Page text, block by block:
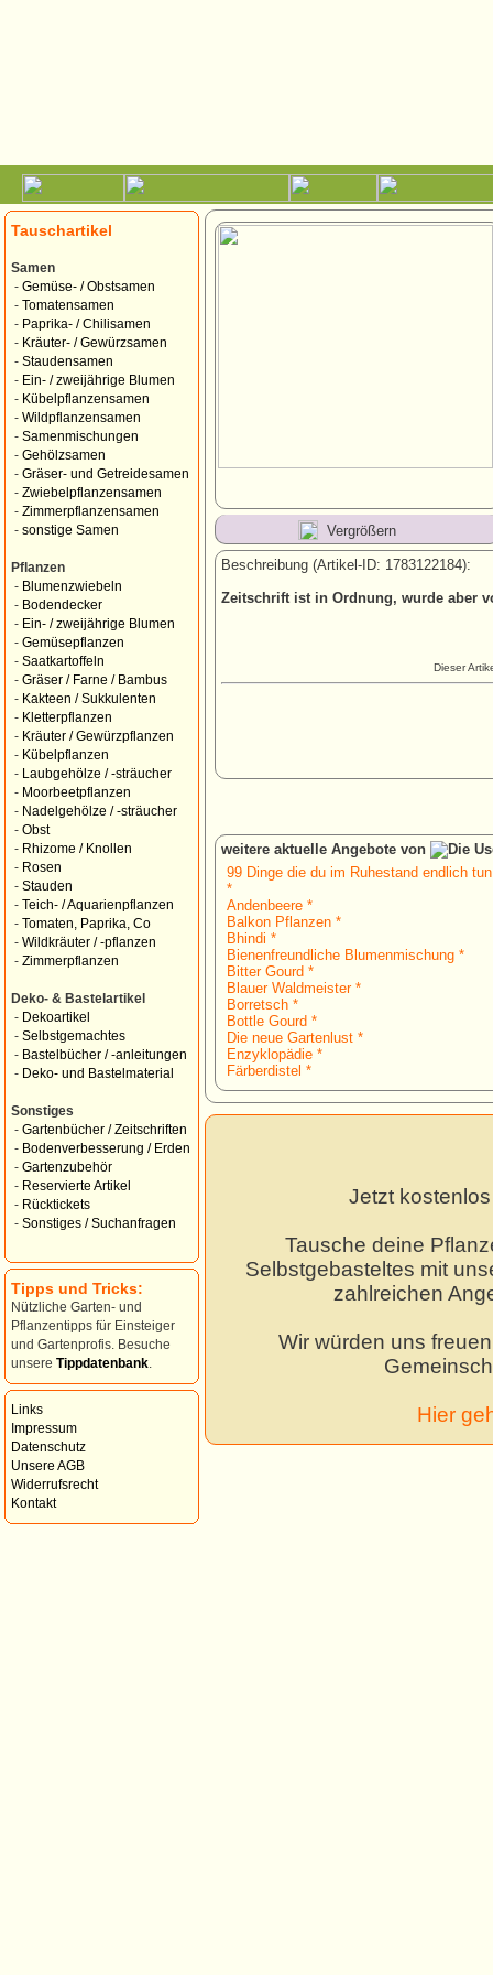
Tauschartikel
Samen
- Gemüse- / Obstsamen
- Tomatensamen
- Paprika- / Chilisamen
- Kräuter- / Gewürzsamen
- Staudensamen
- Ein- / zweijährige Blumen
- Kübelpflanzensamen
- Wildpflanzensamen
- Samenmischungen
- Gehölzsamen
- Gräser- und Getreidesamen
- Zwiebelpflanzensamen
- Zimmerpflanzensamen
- sonstige Samen
Pflanzen
- Blumenzwiebeln
- Bodendecker
- Ein- / zweijährige Blumen
- Gemüsepflanzen
- Saatkartoffeln
- Gräser / Farne / Bambus
- Kakteen / Sukkulenten
- Kletterpflanzen
- Kräuter / Gewürzpflanzen
- Kübelpflanzen
-
Laubgehölze / -sträucher
- Moorbeetpflanzen
- Nadelgehölze / -sträucher
- Obst
- Rhizome / Knollen
- Rosen
- Stauden
- Teich- / Aquarienpflanzen
- Tomaten, Paprika, Co
- Wildkräuter / -pflanzen
- Zimmerpflanzen
Deko- & Bastelartikel
- Dekoartikel
- Selbstgemachtes
- Bastelbücher / -anleitungen
- Deko- und Bastelmaterial
Sonstiges
- Gartenbücher / Zeitschriften
- Bodenverbesserung / Erden
- Gartenzubehör
- Reservierte Artikel
- Rücktickets
- Sonstiges / Suchanfragen
Tipps und Tricks:
Nützliche Garten- und
Pflanzentipps für Einsteiger
und Gartenprofis. Besuche
unsere Tippdatenbank
Links
Impressum
Datenschutz
Unsere AGB
Widerrufsrecht
Kontakt
Vergrößern
Beschreibung (Artikel-ID: 1783122184):
Zeitschrift ist in Ordnung, wurde aber
Dieser
weitere aktuelle Angebote von
99 Dinge die du im Ruhestand endlich
*
Andenbeere *
Balkon Pflanzen *
Bhindi *
Bienenfreundliche Blumenmischung *
Bitter Gourd *
Blauer Waldmeister *
Borretsch *
Bottle Gourd *
Die neue Gartenlust *
Enzyklopädie *
Färberdistel *
Jetzt
Tausche deine
Selbstgebasteltes mit
zahlreichen
Wir würden uns
Hier